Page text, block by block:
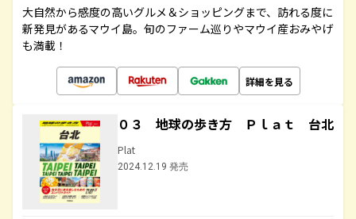
大自然から感度の高いグルメ＆ショッピングまで、訪れる度に
新発見があるマウイ島。旬のファーム巡りやマウイ産おみやげ
も満載！
詳細を見る
０３ 地球の歩き方 Ｐｌａｔ 台北
Plat
2024.12.19 発売